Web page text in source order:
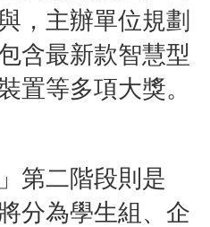
，主辦單位規劃
含最新款智慧型
置等多項大獎。
第二階段則是
分為學生組、企